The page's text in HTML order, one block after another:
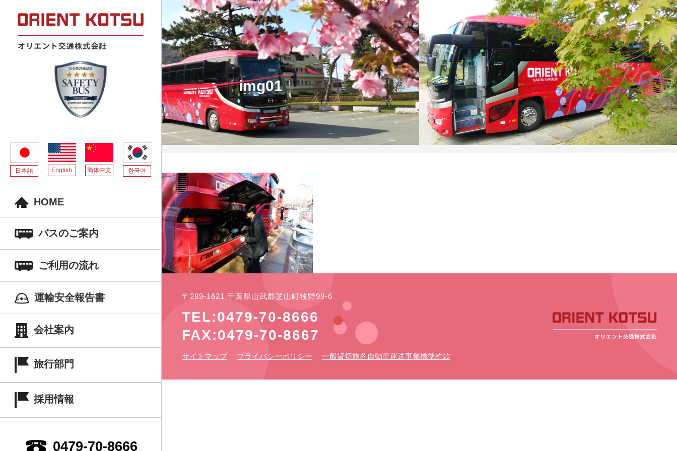
日本語 English 簡体中文 한국어
HOME
バスのご案内
ご利用の流れ
運輸安全報告書
会社案内
旅行部門
採用情報
0479-70-8666
img01
〒289-1621 千葉県山武郡芝山町牧野99-6
TEL:0479-70-8666
FAX:0479-70-8667
サイトマップ プライバシーポリシー 一般貸切旅各自動車運送事業標準約款